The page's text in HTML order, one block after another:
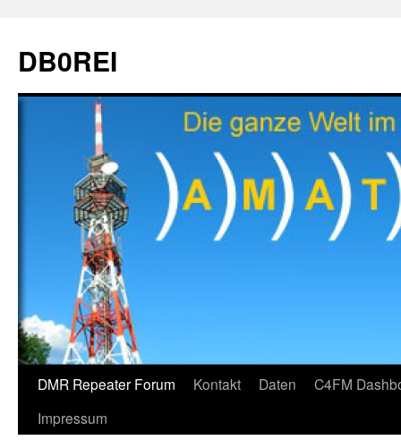
springen
DB0REI
DMR Repeater Forum Kontakt Daten
C4FM
Impressum